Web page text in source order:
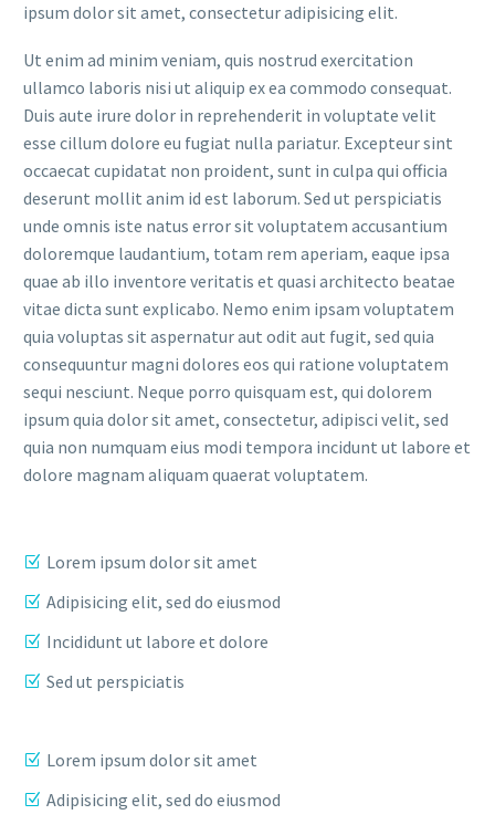
ipsum dolor sit amet, consectetur adipisicing elit.
Ut enim ad minim veniam, quis nostrud exercitation
ullamco laboris nisi ut aliquip ex ea commodo consequat.
Duis aute irure dolor in reprehenderit in voluptate velit
esse cillum dolore eu fugiat nulla pariatur. Excepteur sint
occaecat cupidatat non proident, sunt in culpa qui officia
deserunt mollit anim id est laborum. Sed ut perspiciatis
unde omnis iste natus error sit voluptatem accusantium
doloremque laudantium, totam rem aperiam, eaque ipsa
quae ab illo inventore veritatis et quasi architecto beatae
vitae dicta sunt explicabo. Nemo enim ipsam voluptatem
quia voluptas sit aspernatur aut odit aut fugit, sed quia
consequuntur magni dolores eos qui ratione voluptatem
sequi nesciunt. Neque porro quisquam est, qui dolorem
ipsum quia dolor sit amet, consectetur, adipisci velit, sed
quia non numquam eius modi tempora incidunt ut labore et
dolore magnam aliquam quaerat voluptatem.
Lorem ipsum dolor sit amet
Adipisicing elit, sed do eiusmod
Incididunt ut labore et dolore
Sed ut perspiciatis
Lorem ipsum dolor sit amet
Adipisicing elit, sed do eiusmod